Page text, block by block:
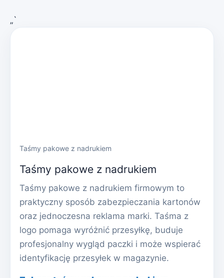
„`
Taśmy pakowe z nadrukiem
Taśmy pakowe z nadrukiem
Taśmy pakowe z nadrukiem firmowym to
praktyczny sposób zabezpieczania kartonów
oraz jednoczesna reklama marki. Taśma z
logo pomaga wyróżnić przesyłkę, buduje
profesjonalny wygląd paczki i może wspierać
identyfikację przesyłek w magazynie.